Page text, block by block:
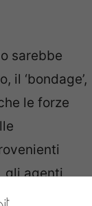
sarebbe
‘bondage’,
le forze
gli agenti
centinaia